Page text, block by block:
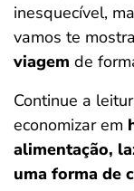
inesquecível,
vamos te
viagem de
Continue a
economizar em
alimentação,
uma forma de